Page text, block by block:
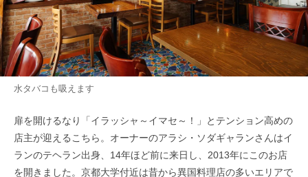
水タバコも吸えます
扉を開けるなり「イラッシャ～イマセ～！」とテンション高めの
店主が迎えるこちら。オーナーのアラシ・ソダギャランさんはイ
ランのテヘラン出身、14年ほど前に来日し、2013年にこのお店
を開きました。京都大学付近は昔から異国料理店の多いエリアで